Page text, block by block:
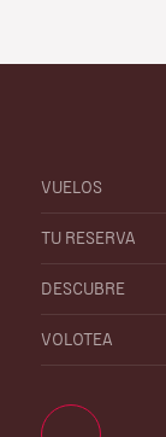
VUELOS
TU RESERVA
DESCUBRE
VOLOTEA